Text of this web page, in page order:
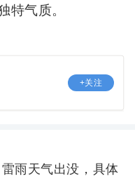
特气质。
+关注
雨天气出没，具体